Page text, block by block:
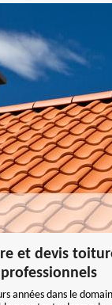
et devis
professionnels
années dans le